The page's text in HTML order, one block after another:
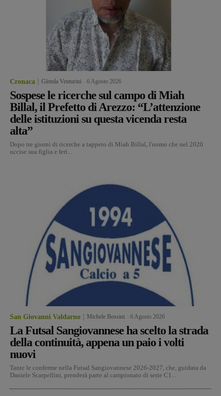
Cronaca Glenda Venturini 6 Agosto 2026
Sospese le ricerche sul campo di Miah
Billal, il Prefetto di Arezzo: “L’attenzione
delle istituzioni su questa vicenda resta
alta”
Dopo tre giorni di ricerche a tappeto di Miah Billal, l'uomo che nel 2020
uccise sua figlia e ferì...
San Giovanni Valdarno Michele Bossini 6 Agosto 2026
La Futsal Sangiovannese ha scelto la strada
della continuità, appena un paio i volti
nuovi
Tante le conferme nella Futsal Sangiovannese 2026-2027, che, guidata da
Daniele Scarpellini, prenderà parte al campionato di serie C1...